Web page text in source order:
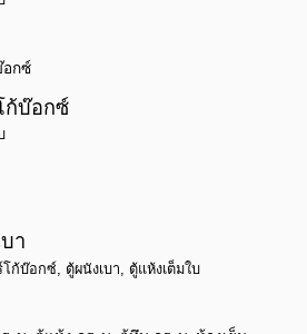
ก้บ๊อกซ์
า
โก้บ๊อกซ์ ตู้ผนังเบา ตู้แห้งเต็มใบ